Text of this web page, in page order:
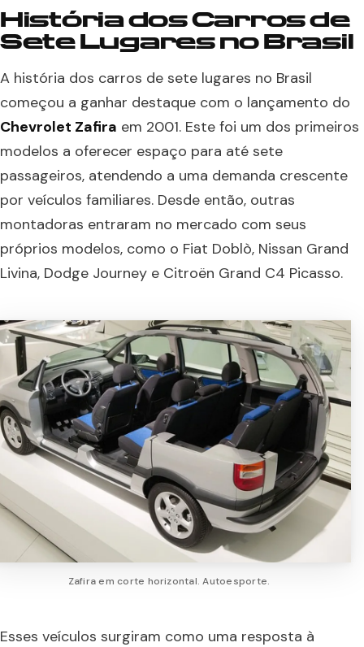
História dos Carros de
Sete Lugares no Brasil
A história dos carros de sete lugares no Brasil
começou a ganhar destaque com o lançamento do
Chevrolet Zafira em 2001. Este foi um dos primeiros
modelos a oferecer espaço para até sete
passageiros, atendendo a uma demanda crescente
por veículos familiares. Desde então, outras
montadoras entraram no mercado com seus
próprios modelos, como o Fiat Doblò, Nissan Grand
Livina, Dodge Journey e Citroën Grand C4 Picasso.
Zafira em corte horizontal. Autoesporte.
Esses veículos surgiram como uma resposta à